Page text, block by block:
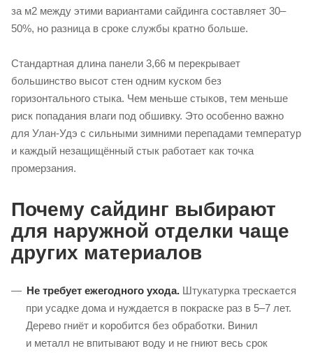
за м2 между этими вариантами сайдинга составляет 30–
50%, но разница в сроке службы кратно больше.
Стандартная длина панели 3,66 м перекрывает
большинство высот стен одним куском без
горизонтального стыка. Чем меньше стыков, тем меньше
риск попадания влаги под обшивку. Это особенно важно
для Улан-Удэ с сильными зимними перепадами температур
и каждый незащищённый стык работает как точка
промерзания.
Почему сайдинг выбирают
для наружной отделки чаще
других материалов
Не требует ежегодного ухода. Штукатурка трескается
при усадке дома и нуждается в покраске раз в 5–7 лет.
Дерево гниёт и коробится без обработки. Винил
и металл не впитывают воду и не гниют весь срок